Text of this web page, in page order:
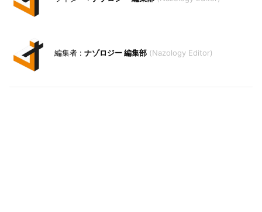
ナゾロジー 編集部 Nazology Editor